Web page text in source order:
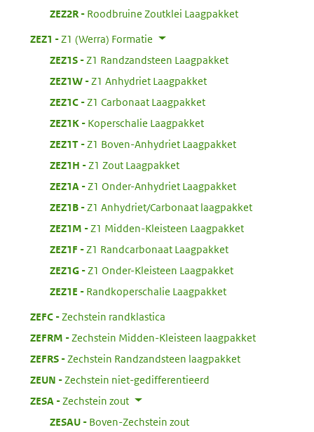
ZEZ2R:
Roodbruine Zoutklei Laagpakket
ZEZ1
Z1 (Werra) Formatie
ZEZ1S:
Z1 Randzandsteen Laagpakket
ZEZ1W:
Z1 Anhydriet Laagpakket
ZEZ1C:
Z1 Carbonaat Laagpakket
ZEZ1K:
Koperschalie Laagpakket
ZEZ1T:
Z1 Boven-Anhydriet Laagpakket
ZEZ1H
Z1 Zout Laagpakket
ZEZ1A
Z1 Onder-Anhydriet Laagpakket
ZEZ1B:
Z1 Anhydriet/Carbonaat laagpakket
ZEZ1M
Z1 Midden-Kleisteen Laagpakket
ZEZ1F
Z1 Randcarbonaat Laagpakket
ZEZ1G:
Z1 Onder-Kleisteen Laagpakket
ZEZ1E
Randkoperschalie Laagpakket
ZEFC:
Zechstein randklastica
ZEFRM
Zechstein Midden-Kleisteen laagpakket
ZEFRS:
Zechstein Randzandsteen laagpakket
ZEUN
Zechstein niet-gedifferentieerd
ZESA
Zechstein zout
ZESAU:
Boven-Zechstein zout